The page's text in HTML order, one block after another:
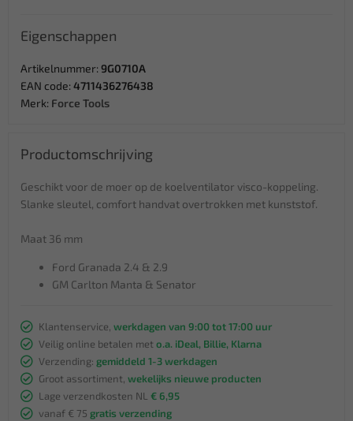
Eigenschappen
Artikelnummer: 9G0710A
EAN code: 4711436276438
Merk: Force Tools
Productomschrijving
Geschikt voor de moer op de koelventilator visco-koppeling.
Slanke sleutel, comfort handvat overtrokken met kunststof.
Maat 36 mm
Ford Granada 2.4 & 2.9
GM Carlton Manta & Senator
Klantenservice, werkdagen van 9:00 tot 17:00 uur
Veilig online betalen met o.a. iDeal, Billie, Klarna
Verzending: gemiddeld 1-3 werkdagen
Groot assortiment, wekelijks nieuwe producten
Lage verzendkosten NL € 6,95
vanaf € 75 gratis verzending